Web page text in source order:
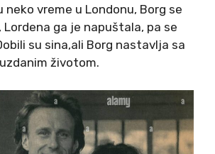
neko vreme u Londonu, Borg se
ga je napuštala, pa se
su sina,ali Borg nastavlja sa
životom.